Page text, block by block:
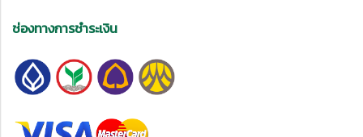
ช่องทางการชำระเงิน